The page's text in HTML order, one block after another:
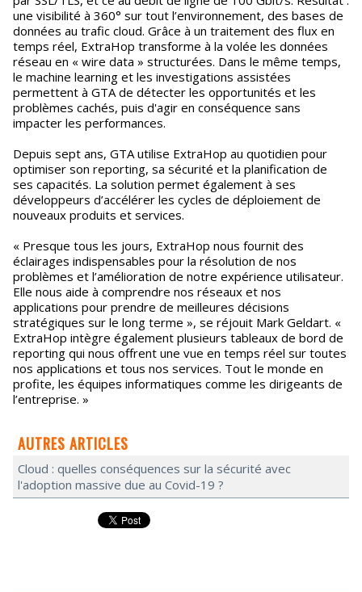
une visibilité à 360° sur tout l’environnement, des bases de
données au trafic cloud. Grâce à un traitement des flux en
temps réel, ExtraHop transforme à la volée les données
réseau en « wire data » structurées. Dans le même temps,
le machine learning et les investigations assistées
permettent à GTA de détecter les opportunités et les
problèmes cachés, puis d'agir en conséquence sans
impacter les performances.
Depuis sept ans, GTA utilise ExtraHop au quotidien pour
optimiser son reporting, sa sécurité et la planification de
ses capacités. La solution permet également à ses
développeurs d’accélérer les cycles de déploiement de
nouveaux produits et services.
« Presque tous les jours, ExtraHop nous fournit des
éclairages indispensables pour la résolution de nos
problèmes et l’amélioration de notre expérience utilisateur.
Elle nous aide à comprendre nos réseaux et nos
applications pour prendre de meilleures décisions
stratégiques sur le long terme », se réjouit Mark Geldart. «
ExtraHop intègre également plusieurs tableaux de bord de
reporting qui nous offrent une vue en temps réel sur toutes
nos applications et tous nos services. Tout le monde en
profite, les équipes informatiques comme les dirigeants de
l’entreprise. »
AUTRES ARTICLES
Cloud : quelles conséquences sur la sécurité avec
l'adoption massive due au Covid-19 ?